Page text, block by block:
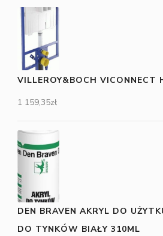
VILLEROY&BOCH VICONNECT
1 159,35zł
DEN BRAVEN AKRYL DO
DO TYNKÓW BIAŁY 310ML